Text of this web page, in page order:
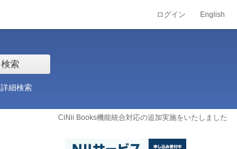
ログイン English
検索
詳細検索
CiNii Books機能統合対応の追加実施をいたしました